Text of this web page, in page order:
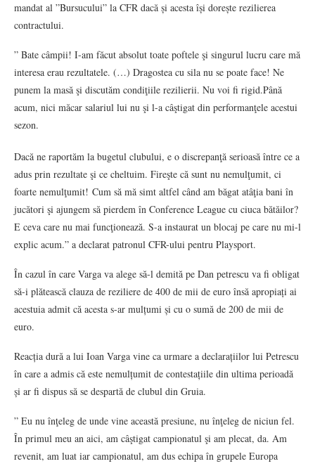
mandat al ”Bursucului” la CFR dacă și acesta își dorește rezilierea
contractului.
” Bate câmpii! I-am făcut absolut toate poftele şi singurul lucru care mă
interesa erau rezultatele. (…) Dragostea cu sila nu se poate face! Ne
punem la masă şi discutăm condiţiile rezilierii. Nu voi fi rigid.Până
acum, nici măcar salariul lui nu şi l-a câştigat din performanţele acestui
sezon.
Dacă ne raportăm la bugetul clubului, e o discrepanţă serioasă între ce a
adus prin rezultate şi ce cheltuim. Fireşte că sunt nu nemulţumit, ci
foarte nemulţumit! Cum să mă simt altfel când am băgat atâţia bani în
jucători şi ajungem să pierdem în Conference League cu ciuca bătăilor?
E ceva care nu mai funcţionează. S-a instaurat un blocaj pe care nu mi-l
explic acum.” a declarat patronul CFR-ului pentru Playsport.
În cazul în care Varga va alege să-l demită pe Dan petrescu va fi obligat
să-i plătească clauza de reziliere de 400 de mii de euro însă apropiați ai
acestuia admit că acesta s-ar mulțumi și cu o sumă de 200 de mii de
euro.
Reacția dură a lui Ioan Varga vine ca urmare a declarațiilor lui Petrescu
în care a admis că este nemulțumit de contestațiile din ultima perioadă
și ar fi dispus să se despartă de clubul din Gruia.
” Eu nu înţeleg de unde vine această presiune, nu înţeleg de niciun fel.
În primul meu an aici, am câştigat campionatul şi am plecat, da. Am
revenit, am luat iar campionatul, am dus echipa în grupele Europa